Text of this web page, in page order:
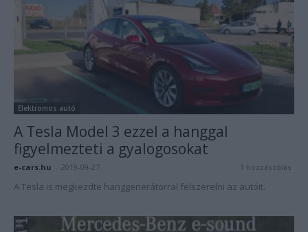
Elektromos autó
A Tesla Model 3 ezzel a hanggal
figyelmezteti a gyalogosokat
e-cars.hu 2019-09-27 1 hozzászólás
A Tesla is megkezdte hanggenerátorral felszerelni az autóit.